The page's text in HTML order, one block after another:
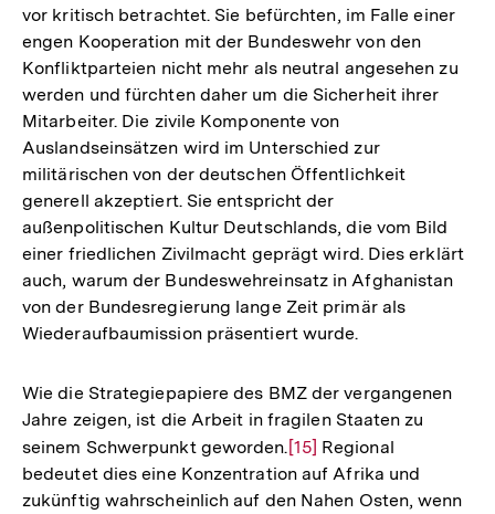
vor kritisch betrachtet. Sie befürchten, im Falle einer
engen Kooperation mit der Bundeswehr von den
Konfliktparteien nicht mehr als neutral angesehen zu
werden und fürchten daher um die Sicherheit ihrer
Mitarbeiter. Die zivile Komponente von
Auslandseinsätzen wird im Unterschied zur
militärischen von der deutschen Öffentlichkeit
generell akzeptiert. Sie entspricht der
außenpolitischen Kultur Deutschlands, die vom Bild
einer friedlichen Zivilmacht geprägt wird. Dies erklärt
auch, warum der Bundeswehreinsatz in Afghanistan
von der Bundesregierung lange Zeit primär als
Wiederaufbaumission präsentiert wurde.
Wie die Strategiepapiere des BMZ der vergangenen
Jahre zeigen, ist die Arbeit in fragilen Staaten zu
seinem Schwerpunkt geworden. Zur
Auflösung
der
[15] Regional
bedeutet dies eine Konzentration auf Afrika und
zukünftig wahrscheinlich auf den Nahen Osten, wenn